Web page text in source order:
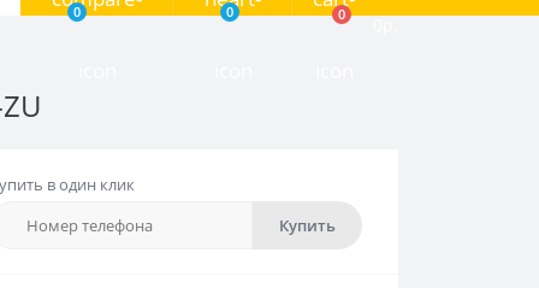
0 0 0
в один клик
Купить